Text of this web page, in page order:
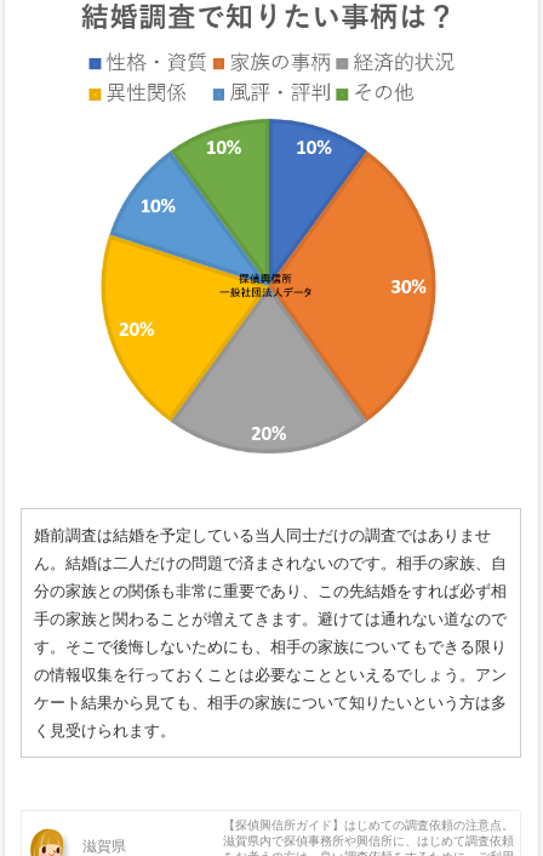
婚前調査は結婚を予定している当人同士だけの調査ではありませ
ん。結婚は二人だけの問題で済まされないのです。相手の家族、自
分の家族との関係も非常に重要であり、この先結婚をすれば必ず相
手の家族と関わることが増えてきます。避けては通れない道なので
す。そこで後悔しないためにも、相手の家族についてもできる限り
の情報収集を行っておくことは必要なことといえるでしょう。アン
ケート結果から見ても、相手の家族について知りたいという方は多
く見受けられます。
滋賀県
【探偵興信所ガイド】はじめての調査依頼の注意点。
滋賀県内で探偵事務所や興信所に、はじめて調査依頼